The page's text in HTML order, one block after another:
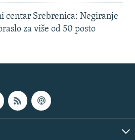
centar Srebrenica: Negiranje
za više od 50 posto